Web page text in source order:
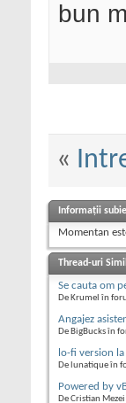
bun
«
Informații
Momentan
Thread-uri
Se cauta om
De Krumel în
Angajez
De BigBucks în
lo-fi version
De lunatique în
Powered by
De Cristian